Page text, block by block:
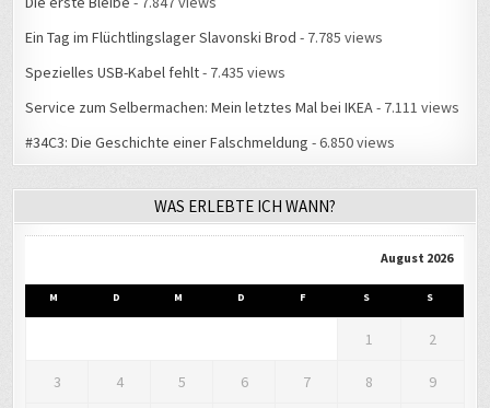
Ein Tag im Flüchtlingslager Slavonski Brod - 7.785 views
Spezielles USB-Kabel fehlt- 7.435 views
Service zum Selbermachen: Mein letztes Mal bei IKEA- 7.111 views
#34C3: Die Geschichte einer Falschmeldung - 6.850 views
WAS ERLEBTE ICH WANN?
August 2026
M D M D F S S
1 2
3 4 5 6 7 8 9